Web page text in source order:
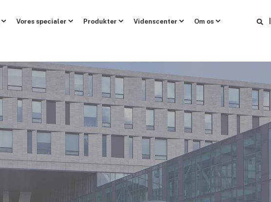
Vores specialer Produkter Videnscenter Om os